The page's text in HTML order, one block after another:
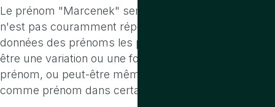
Le prénom "Marcenek" semble être assez rare et
n'est pas couramment répertorié dans les bases de
données des prénoms les plus courants. Il pourrait
être une variation ou une forme dérivée d'un autre
prénom, ou peut-être même un nom de famille utilisé
comme prénom dans certaines cultures.